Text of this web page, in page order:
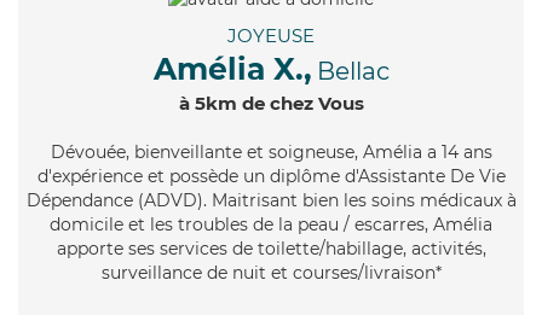
JOYEUSE
Amélia X., Bellac
à 5km de chez Vous
Dévouée, bienveillante et soigneuse, Amélia a 14 ans
d'expérience et possède un diplôme d'Assistante De Vie
Dépendance (ADVD). Maitrisant bien les soins médicaux à
domicile et les troubles de la peau / escarres, Amélia
apporte ses services de toilette/habillage, activités,
surveillance de nuit et courses/livraison*